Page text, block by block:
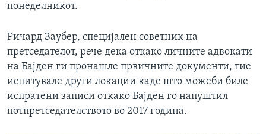
понеделникот.
Ричард Заубер, специјален советник на
претседателот, рече дека откако личните адвокати
на Бајден ги пронашле првичните документи, тие
испитувале други локации каде што можеби биле
испратени записи откако Бајден го напуштил
потпретседателството во 2017 година.